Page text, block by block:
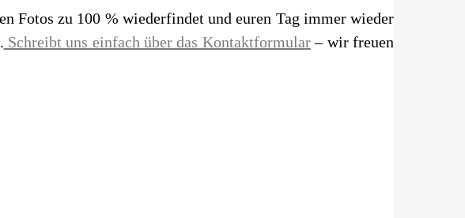
Fotos zu 100 % wiederfindet und euren Tag immer wieder
Schreibt uns einfach über das Kontaktformular– wir freuen